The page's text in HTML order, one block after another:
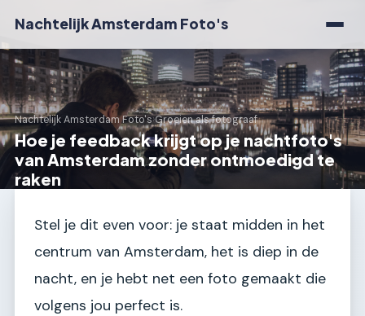
Nachtelijk Amsterdam Foto's
Nachtelijk Amsterdam Foto's›Groeien als fotograaf
Hoe je feedback krijgt op je nachtfoto's
van Amsterdam zonder ontmoedigd te
raken
Stel je dit even voor: je staat midden in het
centrum van Amsterdam, het is diep in de
nacht, en je hebt net een foto gemaakt die
volgens jou perfect is.